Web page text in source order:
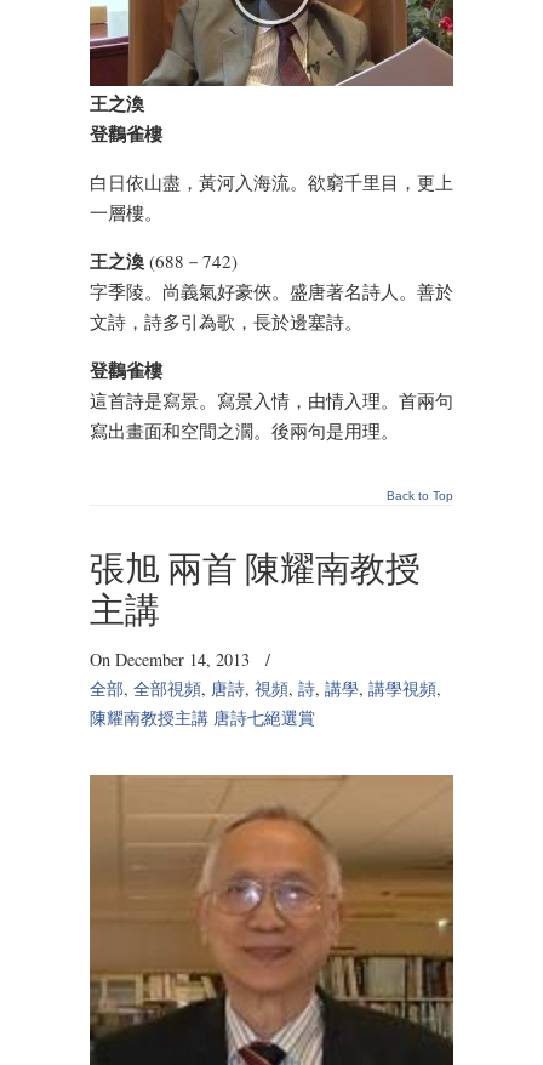
王之渙
登鸛雀樓
白日依山盡，黃河入海流。欲窮千里目，更上
一層樓。
王之渙 (688－742)
字季陵。尚義氣好豪俠。盛唐著名詩人。善於
文詩，詩多引為歌，長於邊塞詩。
登鸛雀樓
這首詩是寫景。寫景入情，由情入理。首兩句
寫出畫面和空間之濶。後兩句是用理。
Back to Top
張旭 兩首 陳耀南教授
主講
On December 14, 2013
/
全部, 全部視頻, 唐詩, 視頻, 詩, 講學, 講學視頻,
陳耀南教授主講 唐詩七絕選賞